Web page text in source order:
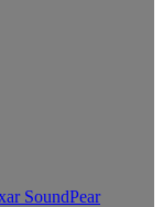
SoundPear